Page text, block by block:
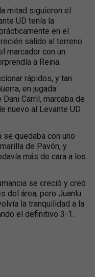
mitad siguieron el
UD tenía la
en el
salido al terreno
marcador con un
a Reina.
rápidos, y tan
en jugada
Carril, marcaba de
nuevo al Levante UD
quedaba con uno
de Pavón, y
más de cara a los
se creció y creó
del área, pero Juanlu
la tranquilidad a la
el definitivo 3-1.